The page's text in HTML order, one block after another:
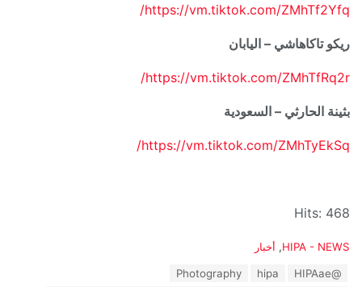
https://vm.tiktok.com/ZMhTf2Yfq/
ريكو تاكاهاشي – اليابان
https://vm.tiktok.com/ZMhTfRq2r/
بثينة الحارثي – السعودية
https://vm.tiktok.com/ZMhTyEkSq/
Hits: 468
C
HIPA - NEWS
, أخبار
T
@HIPAae
hipa
Photography